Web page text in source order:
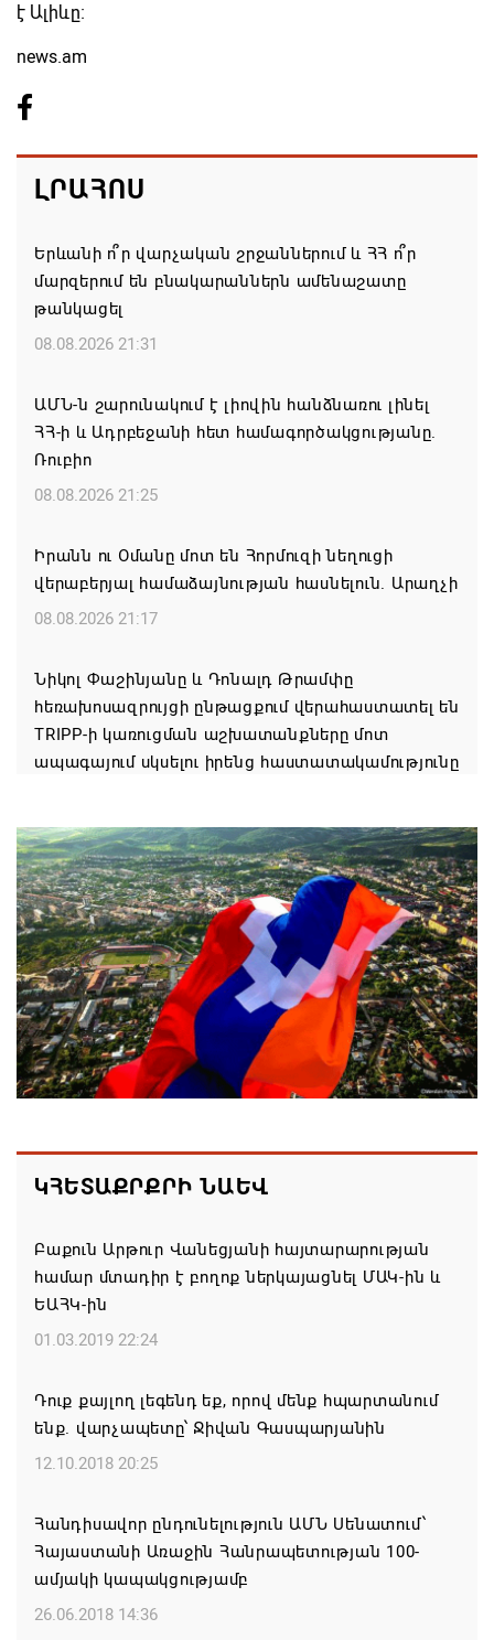
է Ալիևը։
news.am
ԼՐԱՀՈՍ
Երևանի ո՞ր վարչական շրջաններում և ՀՀ ո՞ր
մարզերում են բնակարաններն ամենաշատը
թանկացել
08.08.2026 21:31
ԱՄՆ-ն շարունակում է լիովին հանձնառու լինել
ՀՀ-ի և Ադրբեջանի հետ համագործակցությանը.
Ռուբիո
08.08.2026 21:25
Իրանն ու Օմանը մոտ են Հորմուզի նեղուցի
վերաբերյալ համաձայնության հասնելուն. Արաղչի
08.08.2026 21:17
Նիկոլ Փաշինյանը և Դոնալդ Թրամփը
հեռախոսազրույցի ընթացքում վերահաստատել են
TRIPP-ի կառուցման աշխատանքները մոտ
ապագայում սկսելու իրենց հաստատակամությունը
Փաշինյանն ու Ալիևը հեռախոսազրույց են ունեցել․
քննարկվել է TRIPP երթուղու նախագծի
իրականացումը
08.08.2026 12:32
Մաքսիմ Հակոբյանն այսօր կդառնար 77
տարեկան
08.08.2026 09:40
մտահոգություն է հայտնել Եկեղեցու շուրջ
ստեղծված իրավիճակի հետ կապված
Միասնական աղոթք և Ամենայն Հայոց
Կաթողիկոսի հայրապետական պատգամը
Միածնաէջ Մայր Տաճարում
Ժամանակակից Բելառուսին պակասում է այն
կառավարման համակարգը, որը կար խորհրդային
Լուկաշենկոն
07.08.2026 17:16
ՀՀ ԱԱԾ սահմանապահ զորքերի
ԿՀԵՏԱՔՐՔՐԻ ՆԱԵՎ
Բաքուն Արթուր Վանեցյանի հայտարարության
համար մտադիր է բողոք ներկայացնել ՄԱԿ-ին և
ԵԱՀԿ-ին
01.03.2019 22:24
Դուք քայլող լեգենդ եք, որով մենք հպարտանում
ենք. վարչապետը՝ Ջիվան Գասպարյանին
12.10.2018 20:25
Հանդիսավոր ընդունելություն ԱՄՆ Սենատում՝
Հայաստանի Առաջին Հանրապետության 100-
ամյակի կապակցությամբ
26.06.2018 14:36